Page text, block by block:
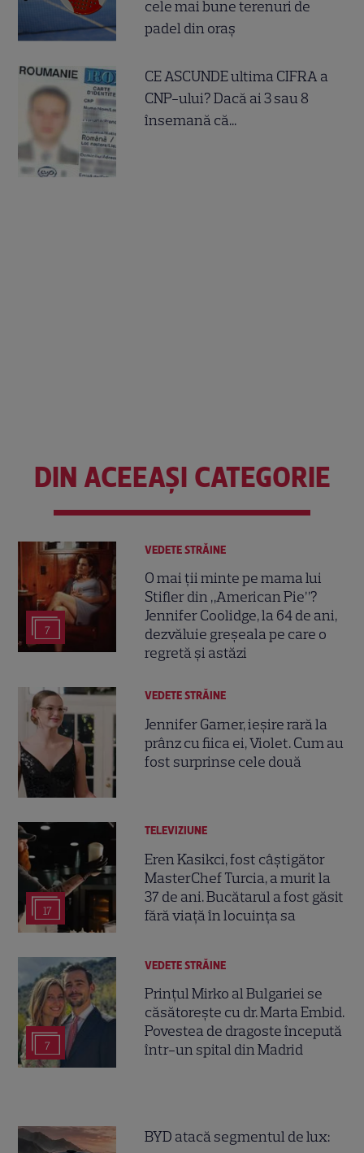
cele mai bune terenuri de
padel din oraș
CE ASCUNDE ultima CIFRA a
CNP-ului? Dacă ai 3 sau 8
însemană că...
DIN ACEEAȘI CATEGORIE
7
VEDETE STRĂINE
O mai ții minte pe mama lui
Stifler din „American Pie”?
Jennifer Coolidge, la 64 de ani,
dezvăluie greșeala pe care o
regretă și astăzi
VEDETE STRĂINE
Jennifer Garner, ieșire rară la
prânz cu fiica ei, Violet. Cum au
fost surprinse cele două
17
TELEVIZIUNE
Eren Kasikci, fost câștigător
MasterChef Turcia, a murit la
37 de ani. Bucătarul a fost găsit
fără viață în locuința sa
7
VEDETE STRĂINE
Prințul Mirko al Bulgariei se
căsătorește cu dr. Marta Embid.
Povestea de dragoste începută
într-un spital din Madrid
BYD atacă segmentul de lux: